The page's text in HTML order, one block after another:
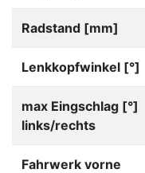
Radstand [mm]
Lenkkopfwinkel [°]
max Eingschlag [°]
links/rechts
Fahrwerk vorne